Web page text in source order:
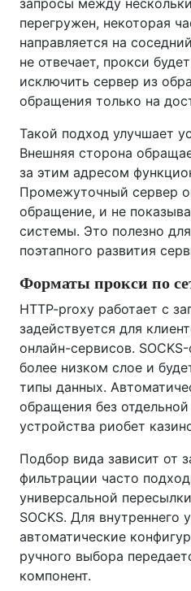
запросы между
перегружен, некоторая
направляется на
не отвечает, прокси
исключить сервер из
обращения только на
Такой подход улучшает
Внешняя сторона
за этим адресом
Промежуточный сервер
обращение, и не
системы. Это полезно
поэтапного развития
Форматы прокси по
HTTP-proxy работает с
задействуется для
онлайн-сервисов.
более низком слое и
типы данных.
обращения без
устройства риобет
Подбор вида зависит от
фильтрации часто
универсальной
SOCKS. Для внутреннего
автоматические
ручного выбора
компонент.